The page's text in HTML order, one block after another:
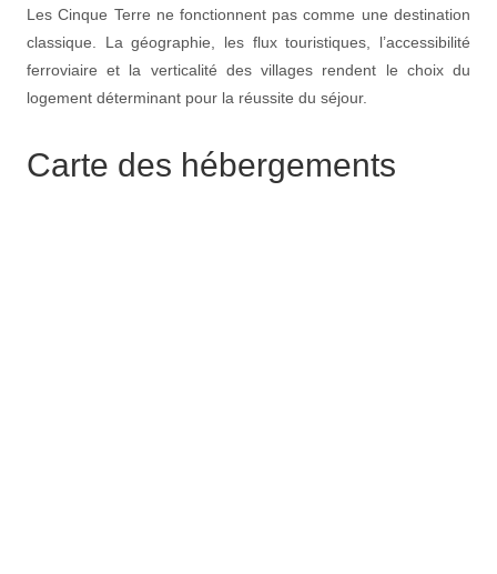
Les Cinque Terre ne fonctionnent pas comme une destination
classique. La géographie, les flux touristiques, l’accessibilité
ferroviaire et la verticalité des villages rendent le choix du
logement déterminant pour la réussite du séjour.
Carte des hébergements